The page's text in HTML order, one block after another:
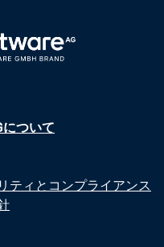
ついて
ティとコンプライアンス